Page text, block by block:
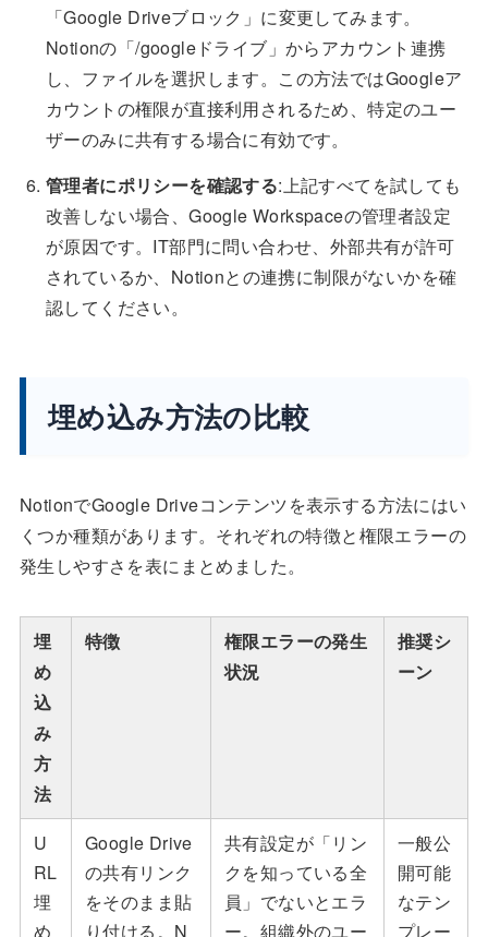
「Google Driveブロック」に変更してみます。
Notionの「/googleドライブ」からアカウント連携
し、ファイルを選択します。この方法ではGoogleア
カウントの権限が直接利用されるため、特定のユー
ザーのみに共有する場合に有効です。
管理者にポリシーを確認する:上記すべてを試しても
改善しない場合、Google Workspaceの管理者設定
が原因です。IT部門に問い合わせ、外部共有が許可
されているか、Notionとの連携に制限がないかを確
認してください。
埋め込み方法の比較
NotionでGoogle Driveコンテンツを表示する方法にはい
くつか種類があります。それぞれの特徴と権限エラーの
発生しやすさを表にまとめました。
埋
め
込
み
方
法
特徴
権限エラーの発生
状況
推奨シ
ーン
U
RL
埋
め
Google Drive
の共有リンク
をそのまま貼
り付ける。N
共有設定が「リン
クを知っている全
員」でないとエラ
ー。組織外のユー
一般公
開可能
なテン
プレー